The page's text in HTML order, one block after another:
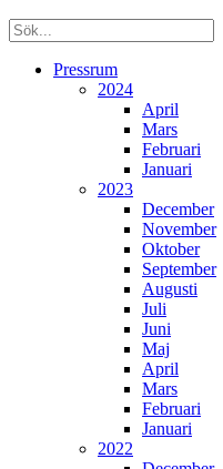
Pressrum
2024
April
Mars
Februari
Januari
2023
December
November
Oktober
September
Augusti
Juli
Juni
Maj
April
Mars
Februari
Januari
2022